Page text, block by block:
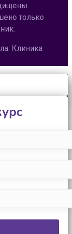
только
Клиника